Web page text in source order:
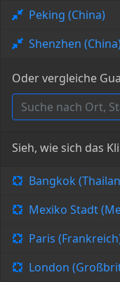
Peking (China)
Shenzhen
Oder vergleiche
Sieh, wie sich das
Bangkok
Mexiko Stadt
Paris
London